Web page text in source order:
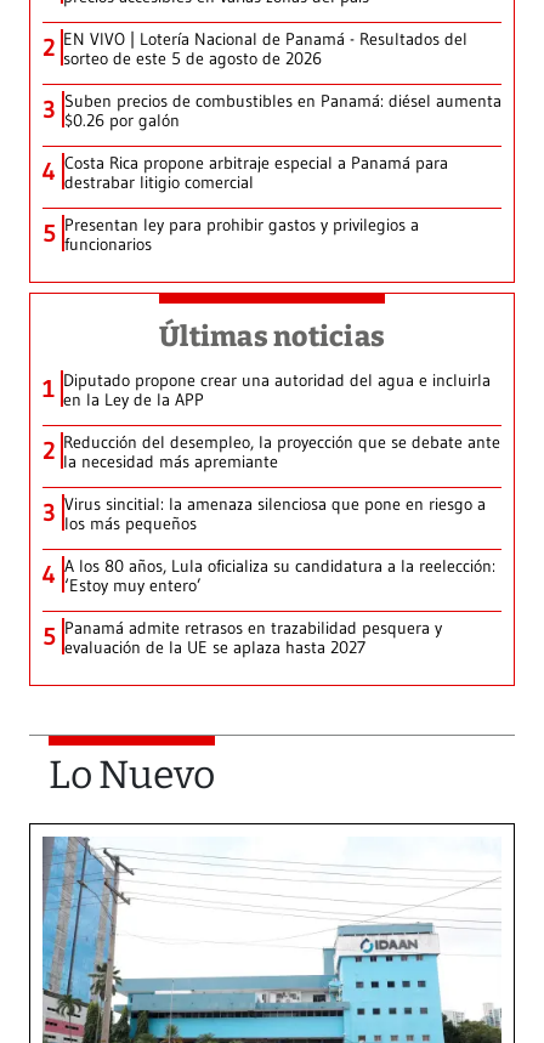
2 EN VIVO | Lotería Nacional de Panamá - Resultados del
sorteo de este 5 de agosto de 2026
3 Suben precios de combustibles en Panamá: diésel aumenta
$0.26 por galón
4 Costa Rica propone arbitraje especial a Panamá para
destrabar litigio comercial
5 Presentan ley para prohibir gastos y privilegios a
funcionarios
Últimas noticias
1 Diputado propone crear una autoridad del agua e incluirla
en la Ley de la APP
2 Reducción del desempleo, la proyección que se debate ante
la necesidad más apremiante
3 Virus sincitial: la amenaza silenciosa que pone en riesgo a
los más pequeños
4 A los 80 años, Lula oficializa su candidatura a la reelección:
‘Estoy muy entero’
5 Panamá admite retrasos en trazabilidad pesquera y
evaluación de la UE se aplaza hasta 2027
Lo Nuevo